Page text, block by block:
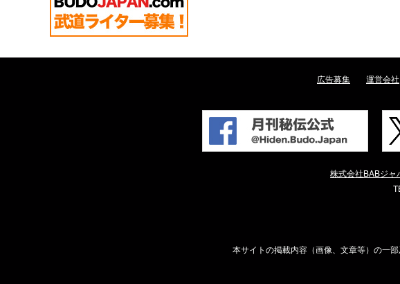
広告募集 運営会社
株式会社BABジャ
本サイトの掲載内容（画像、文章等）の一